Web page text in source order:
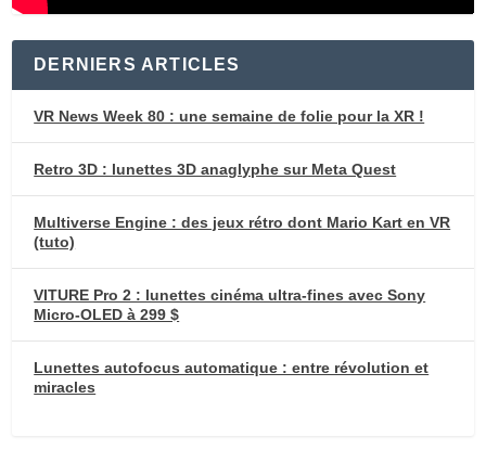
DERNIERS ARTICLES
VR News Week 80 : une semaine de folie pour la XR !
Retro 3D : lunettes 3D anaglyphe sur Meta Quest
Multiverse Engine : des jeux rétro dont Mario Kart en VR
(tuto)
VITURE Pro 2 : lunettes cinéma ultra-fines avec Sony
Micro-OLED à 299 $
Lunettes autofocus automatique : entre révolution et
miracles